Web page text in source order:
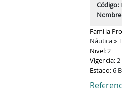
Código:
Nombre:
Familia
Náutica »
Nivel:2
Vigencia:2
Estado:6